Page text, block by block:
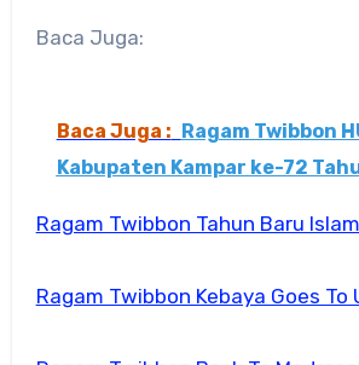
Baca Juga:
Baca Juga : Ragam Twibbon
Kabupaten Kampar ke-72
Ragam Twibbon Tahun Baru
Ragam Twibbon Kebaya Goes To